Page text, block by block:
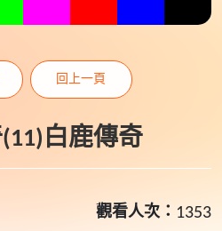
白鹿傳奇
回上一頁
觀看人次： 1353